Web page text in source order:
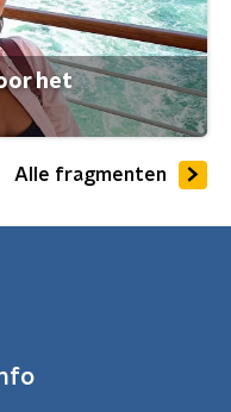
het
Alle fragmenten